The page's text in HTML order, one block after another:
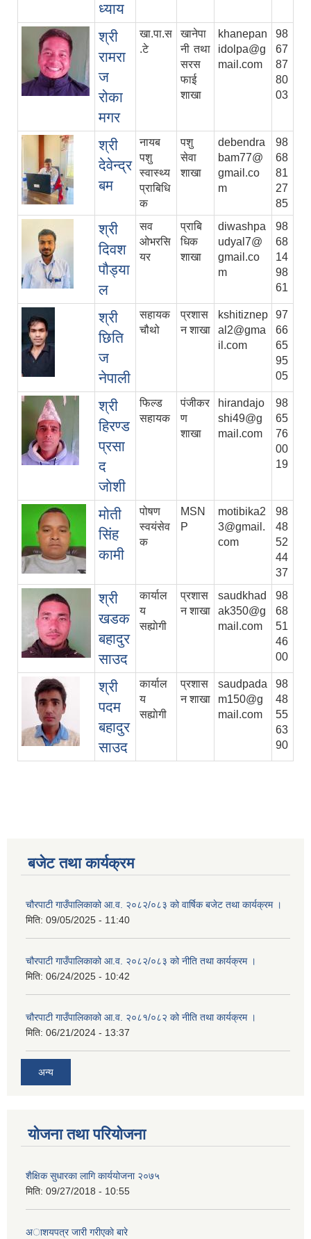
ध्याय
श्री
रामरा
ज
रोका
मगर
खा.पा.स
.टे
खानेपा
नी तथा
सरस
फाई
शाखा
khanepan
idolpa@g
mail.com
98
67
87
80
03
श्री
देवेन्द्र
बम
नायब
पशु
स्वास्थ्य
प्राबिधि
क
पशु
सेवा
शाखा
debendra
bam77@
gmail.co
m
98
68
81
27
85
श्री
दिवश
पौड्या
ल
सव
ओभरसि
यर
प्राबि
धिक
शाखा
diwashpa
udyal7@
gmail.co
m
98
68
14
98
61
श्री
छिति
ज
नेपाली
सहायक
चौथो
प्रशास
न शाखा
kshitiznep
al2@gma
il.com
97
66
65
95
05
श्री
हिरण्ड
प्रसा
द
जाेशी
फिल्ड
सहायक
पंजीकर
ण
शाखा
hirandajo
shi49@g
mail.com
98
65
76
00
19
मोती
सिंह
कामी
पोषण
स्वयंसेव
क
MSN
P
motibika2
3@gmail.
com
98
48
52
44
37
श्री
खडक
बहादुर
साउद
कार्याल
य
सह्याेगी
प्रशास
न शाखा
saudkhad
ak350@g
mail.com
98
68
51
46
00
श्री
पदम
बहादुर
साउद
कार्याल
य
सह्याेगी
प्रशास
न शाखा
saudpada
m150@g
mail.com
98
48
55
63
90
बजेट तथा कार्यक्रम
चौरपाटी गाउँपालिकाको आ.व. २०८२/०८३ को वार्षिक बजेट तथा कार्यक्रम ।
मिति: 09/05/2025 - 11:40
चौरपाटी गाउँपालिकाको आ.व. २०८२/०८३ को नीति तथा कार्यक्रम ।
मिति: 06/24/2025 - 10:42
चौरपाटी गाउँपालिकाको आ.व. २०८१/०८२ को नीति तथा कार्यक्रम ।
मिति: 06/21/2024 - 13:37
अन्य
योजना तथा परियोजना
शैक्षिक सुधारका लागि कार्ययोजना २०७५
मिति: 09/27/2018 - 10:55
अाशयपत्र जारी गरीएकाे बारे